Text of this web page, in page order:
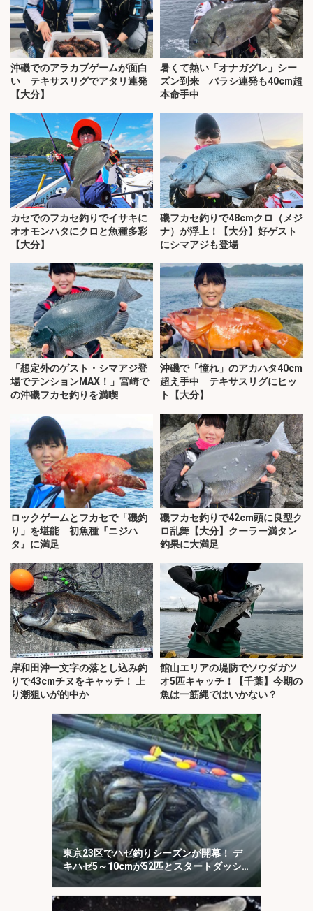
沖磯でのアラカブゲームが面白
い テキサスリグでアタリ連発
【大分】
暑くて熱い「オナガグレ」シー
ズン到来 バラシ連発も40cm超
本命手中
カセでのフカセ釣りでイサキに
オオモンハタにクロと魚種多彩
【大分】
磯フカセ釣りで48cmクロ（メジ
ナ）が浮上！【大分】好ゲスト
にシマアジも登場
「想定外のゲスト・シマアジ登
場でテンションMAX！」宮崎で
の沖磯フカセ釣りを満喫
沖磯で「憧れ」のアカハタ40cm
超え手中 テキサスリグにヒッ
ト【大分】
ロックゲームとフカセで「磯釣
り」を堪能 初魚種『ニジハ
タ』に満足
磯フカセ釣りで42cm頭に良型ク
ロ乱舞【大分】クーラー満タン
釣果に大満足
岸和田沖一文字の落とし込み釣
りで43cmチヌをキャッチ！ 上
り潮狙いが的中か
館山エリアの堤防でソウダガツ
オ5匹キャッチ！【千葉】今期の
魚は一筋縄ではいかない？
東京23区でハゼ釣りシーズンが開幕！ デ
キハゼ5～10cmが52匹とスタートダッシ
ュに成功